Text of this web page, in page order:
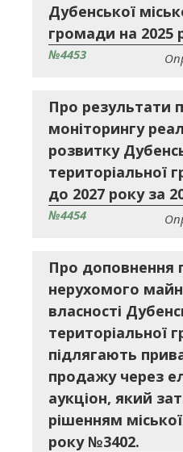
Дубенської
громади на 2025
№4453
Про результати
моніторингу
розвитку
територіальної
до 2027 року за
№4454
Про доповнення
нерухомого
власності
територіальної
підлягають
продажу через
аукціон, який
рішенням
року №3402.